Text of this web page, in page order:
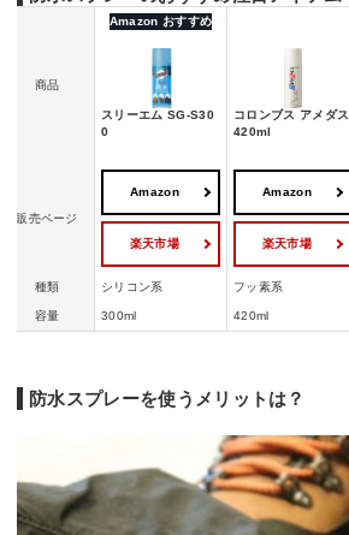
商品
Amazon おすすめ
スリーエム SG-S30
0
コロンブス アメダス
420ml
販売ページ
Amazon
楽天市場
Amazon
楽天市場
種類 シリコン系 フッ素系
容量 300ml 420ml
防水スプレーを使うメリットは？